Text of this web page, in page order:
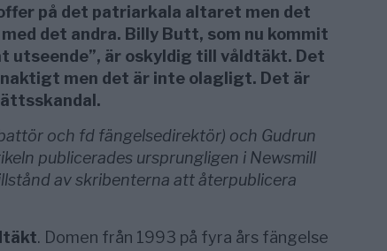
på det patriarkala altaret men det
det andra. Billy Butt, som nu kommit
utseende”, är oskyldig till våldtäkt. Det
men det är inte olagligt. Det är
och fd fängelsedirektör) och Gudrun
publicerades ursprungligen i Newsmill
av skribenterna att återpublicera
. Domen från 1993 på fyra års fängelse